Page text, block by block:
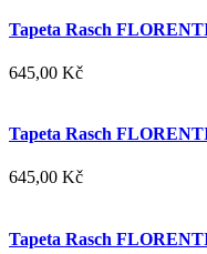
Tapeta Rasch
645,00 Kč
Tapeta Rasch
645,00 Kč
Tapeta Rasch